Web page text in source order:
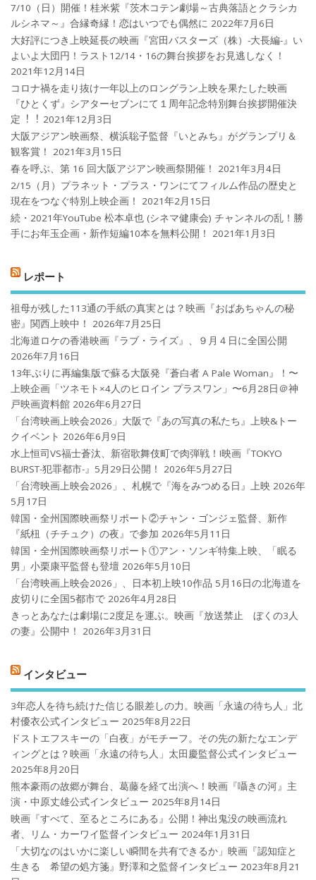
7/10（日）開催！桂米紫『茨木コテン劇場～古典落語とクラシカ
ルシネマ～』合縁奇縁！恋はいつでも偶然に 2022年7月6日
大好評につき上映延長の映画『宮田バスターズ（株）-大長編-』い
よいよ大団円！ラスト12/14・16の舞台挨拶をお見逃しなく！
2021年12月14日
コロナ禍を⾛り抜け⼀年以上のロングラン上映を果たした映画
『ひとくず』シアターセブンにて１周年記念特別舞台挨拶開催決
定︕︕ 2021年12月3日
大阪アジアン映画祭、横浜聡子監督『いとみち』がグランプリ＆
観客賞！
2021年3月15日
春を呼ぶ、第 16 回大阪アジアン映画祭開催！
2021年3月4日
2/15（月）プラネット・プラス・ワンにてフィルム作品の歴史と
現在をつなぐ特別上映企画！
2021年2月15日
続・2021年YouTube 松本卓也 (シネマ健康会) チャンネルの乱！勝
手にお年玉企画・新作短編10本を無料公開！
2021年1月3日
レポート
祖母が残した113通の手紙の真実とは？映画『おばあちゃんの秘
密』関西上映中！
2026年7月25日
北海道ロケの香港映画『ラブ・ライズ』、９月４日に全国公開
2026年7月16日
13年ぶりに再編集版で蘇る大阪発『蒼白者 A Pale Woman』！〜
上映企画「ツネモト×4人のヒロイン プラスワン」〜6月28日＠神
戸映画資料館 2026年6月27日
「台湾映画上映会2026」大阪で『あの写真の私たち』上映&トー
クイベント 2026年6月9日
水上恒司VS福士蒼汰、新宿歌舞伎町で肉弾戦！!映画『TOKYO
BURST-犯罪都市-』5月29日公開！
2026年5月27日
「台湾映画上映会2026」、札幌で『海をみつめる日』上映 2026年
5月17日
韓国・全州国際映画祭リポート②チャン・ゴンジェ監督、新作
『紙杻（チチュク）の夜』で参加 2026年5月11日
韓国・全州国際映画祭リポート①アン・ソンギ特集上映、「眠る
男」小栗康平監督も登壇 2026年5月10日
「台湾映画上映会2026」、日本初上映10作品 5月16日の北海道を
皮切りに全国5都市で 2026年4月28日
きっとあなたは劇場に2度足を運ぶ。映画『放送禁止 ぼくの3人
の妻』公開中！
2026年3月31日
インタビュー
3年恋人を待ち続けた信じる眼差しの力。映画「永遠の待ち人」北
村優衣公式インタビュー 2025年8月22日
ドストエフスキーの「白夜」がモチーフ。その先の新たなエンデ
ィングとは？映画「永遠の待ち人」太田慶監督公式インタビュー
2025年8月20日
熊本豪雨の故郷が舞台、葛藤を経て出演へ！映画『囁きの河』主
演・中原丈雄公式インタビュー 2025年8月14日
映画『すべて、至るところにある』公開！神出鬼没の映画流れ
者、リム・カーワイ監督インタビュー 2024年1月31日
「大切なのはいかに楽しい瞬間を共有できるか」映画『認知症と
生きる 希望の処方箋』野澤和之監督インタビュー 2023年8月21